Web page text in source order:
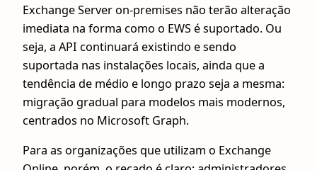
Exchange Server on‑premises não terão alteração
imediata na forma como o EWS é suportado. Ou
seja, a API continuará existindo e sendo
suportada nas instalações locais, ainda que a
tendência de médio e longo prazo seja a mesma:
migração gradual para modelos mais modernos,
centrados no Microsoft Graph.
Para as organizações que utilizam o Exchange